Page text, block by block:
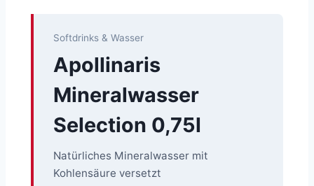
Softdrinks & Wasser
Apollinaris
Mineralwasser
Selection 0,75l
Natürliches Mineralwasser mit
Kohlensäure versetzt